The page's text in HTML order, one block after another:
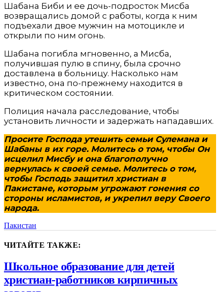
Шабана Биби и ее дочь-подросток Мисба
возвращались домой с работы, когда к ним
подъехали двое мужчин на мотоцикле и
открыли по ним огонь.
Шабана погибла мгновенно, а Мисба,
получившая пулю в спину, была срочно
доставлена в больницу. Насколько нам
известно, она по-прежнему находится в
критическом состоянии.
Полиция начала расследование, чтобы
установить личности и задержать нападавших.
Просите Господа утешить семьи Сулемана и
Шабаны в их горе. Молитесь о том, чтобы Он
исцелил Мисбу и она благополучно
вернулась к своей семье. Молитесь о том,
чтобы Господь защитил христиан в
Пакистане, которым угрожают гонения со
стороны исламистов, и укрепил веру Своего
народа.
Пакистан
ЧИТАЙТЕ ТАКЖЕ:
Школьное образование для детей
христиан-работников кирпичных